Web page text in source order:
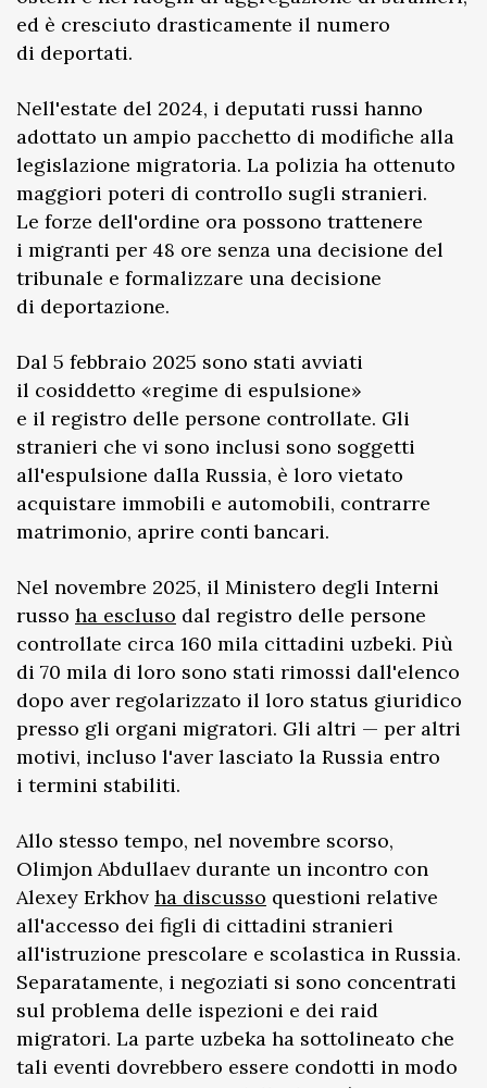
ed è cresciuto drasticamente il numero
di deportati.
Nell'estate del 2024, i deputati russi hanno
adottato un ampio pacchetto di modifiche alla
legislazione migratoria. La polizia ha ottenuto
maggiori poteri di controllo sugli stranieri.
Le forze dell'ordine ora possono trattenere
i migranti per 48 ore senza una decisione del
tribunale e formalizzare una decisione
di deportazione.
Dal 5 febbraio 2025 sono stati avviati
il cosiddetto «regime di espulsione»
e il registro delle persone controllate. Gli
stranieri che vi sono inclusi sono soggetti
all'espulsione dalla Russia, è loro vietato
acquistare immobili e automobili, contrarre
matrimonio, aprire conti bancari.
Nel novembre 2025, il Ministero degli Interni
russo ha escluso dal registro delle persone
controllate circa 160 mila cittadini uzbeki. Più
di 70 mila di loro sono stati rimossi dall'elenco
dopo aver regolarizzato il loro status giuridico
presso gli organi migratori. Gli altri — per altri
motivi, incluso l'aver lasciato la Russia entro
i termini stabiliti.
Allo stesso tempo, nel novembre scorso,
Olimjon Abdullaev durante un incontro con
Alexey Erkhov ha discusso questioni relative
all'accesso dei figli di cittadini stranieri
all'istruzione prescolare e scolastica in Russia.
Separatamente, i negoziati si sono concentrati
sul problema delle ispezioni e dei raid
migratori. La parte uzbeka ha sottolineato che
tali eventi dovrebbero essere condotti in modo